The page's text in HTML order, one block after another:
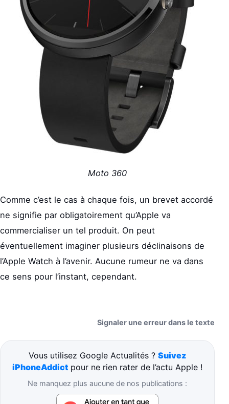
Moto 360
Comme c’est le cas à chaque fois, un brevet accordé
ne signifie par obligatoirement qu’Apple va
commercialiser un tel produit. On peut
éventuellement imaginer plusieurs déclinaisons de
l’Apple Watch à l’avenir. Aucune rumeur ne va dans
ce sens pour l’instant, cependant.
Signaler une erreur dans le texte
Vous utilisez Google Actualités ? Suivez
iPhoneAddict pour ne rien rater de l’actu Apple !
Ne manquez plus aucune de nos publications :